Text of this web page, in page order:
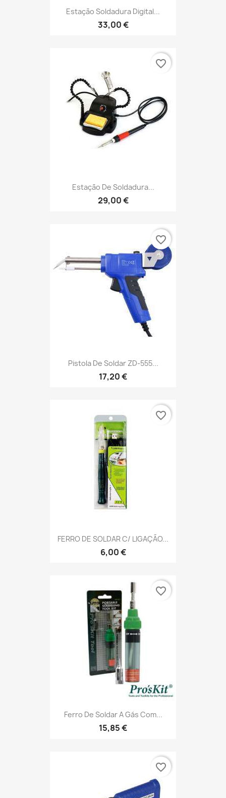
Estação Soldadura Digital...
33,00 €
Estação De Soldadura...
29,00 €
favorite_border
Pistola De Soldar ZD-555...
17,20 €
favorite_border
FERRO DE SOLDAR C/ LIGAÇÃO...
6,00 €
favorite_border
Ferro De Soldar A Gás Com...
15,85 €
favorite_border
favorite_border